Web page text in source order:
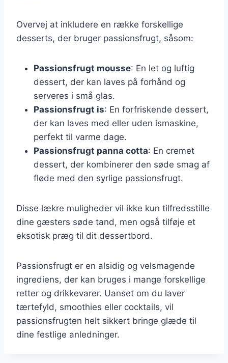
Overvej at inkludere en række forskellige
desserts, der bruger passionsfrugt, såsom:
Passionsfrugt mousse: En let og luftig
dessert, der kan laves på forhånd og
serveres i små glas.
Passionsfrugt is: En forfriskende dessert,
der kan laves med eller uden ismaskine,
perfekt til varme dage.
Passionsfrugt panna cotta: En cremet
dessert, der kombinerer den søde smag af
fløde med den syrlige passionsfrugt.
Disse lækre muligheder vil ikke kun tilfredsstille
dine gæsters søde tand, men også tilføje et
eksotisk præg til dit dessertbord.
Passionsfrugt er en alsidig og velsmagende
ingrediens, der kan bruges i mange forskellige
retter og drikkevarer. Uanset om du laver
tærtefyld, smoothies eller cocktails, vil
passionsfrugten helt sikkert bringe glæde til
dine festlige anledninger.